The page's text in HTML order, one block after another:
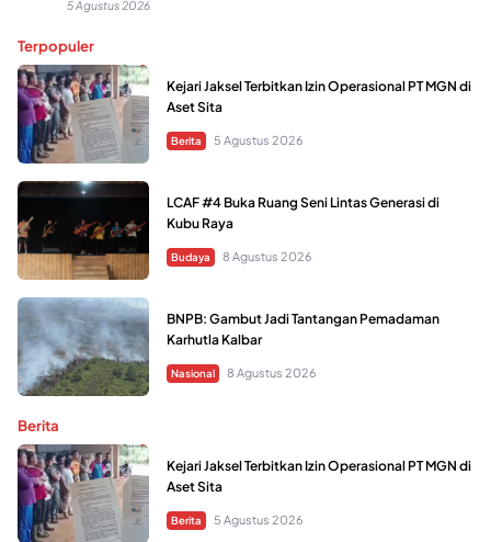
5 Agustus 2026
Terpopuler
Kejari Jaksel Terbitkan Izin Operasional PT MGN di
Aset Sita
Berita 5 Agustus 2026
LCAF #4 Buka Ruang Seni Lintas Generasi di
Kubu Raya
Budaya 8 Agustus 2026
BNPB: Gambut Jadi Tantangan Pemadaman
Karhutla Kalbar
Nasional 8 Agustus 2026
Berita
Kejari Jaksel Terbitkan Izin Operasional PT MGN di
Aset Sita
Berita 5 Agustus 2026